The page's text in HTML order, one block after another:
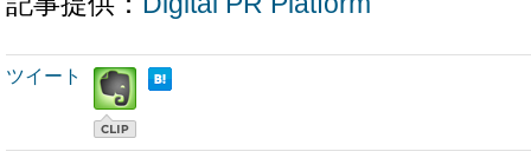
ツイート